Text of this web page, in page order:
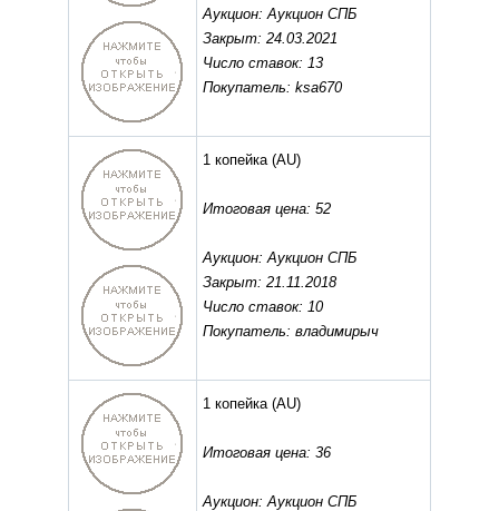
Аукцион: Аукцион СПБ
Закрыт: 24.03.2021
Число ставок: 13
Покупатель: ksa670
1 копейка (AU)
Итоговая цена: 52
Аукцион: Аукцион СПБ
Закрыт: 21.11.2018
Число ставок: 10
Покупатель: владимирыч
1 копейка (AU)
Итоговая цена: 36
Аукцион: Аукцион СПБ